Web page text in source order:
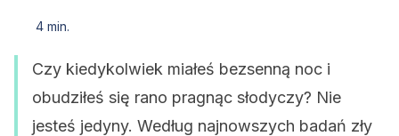
4 min.
Czy kiedykolwiek miałeś bezsenną noc i
obudziłeś się rano pragnąc słodyczy? Nie
jesteś jedyny. Według najnowszych badań zły